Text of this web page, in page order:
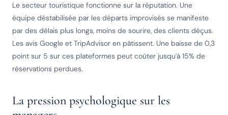
Le secteur touristique fonctionne sur la réputation. Une
équipe déstabilisée par les départs improvisés se manifeste
par des délais plus longs, moins de sourire, des clients déçus.
Les avis Google et TripAdvisor en pâtissent. Une baisse de 0,3
point sur 5 sur ces plateformes peut coûter jusqu'à 15% de
réservations perdues.
La pression psychologique sur les